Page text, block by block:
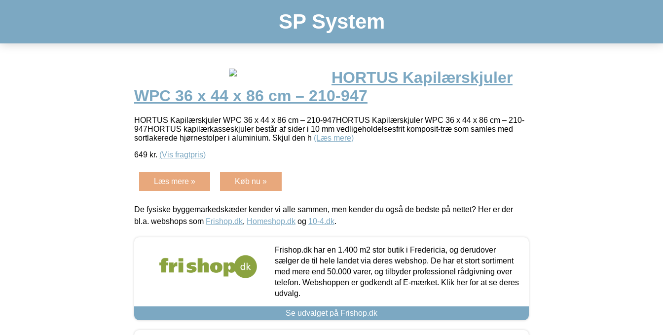
SP System
HORTUS Kapilærskjuler
WPC 36 x 44 x 86 cm – 210-947
HORTUS Kapilærskjuler WPC 36 x 44 x 86 cm – 210-947HORTUS Kapilærskjuler WPC 36 x 44 x 86 cm – 210-
947HORTUS kapilærkasseskjuler består af sider i 10 mm vedligeholdelsesfrit komposit-træ som samles med
sortlakerede hjørnestolper i aluminium. Skjul den h (Læs mere)
649 kr. (Vis fragtpris)
Læs mere » Køb nu »
De fysiske byggemarkedskæder kender vi alle sammen, men kender du også de bedste på nettet? Her er der
bl.a. webshops som Frishop.dk, Homeshop.dk og 10-4.dk.
Frishop.dk har en 1.400 m2 stor butik i Fredericia, og derudover
sælger de til hele landet via deres webshop. De har et stort sortiment
med mere end 50.000 varer, og tilbyder professionel rådgivning over
telefon. Webshoppen er godkendt af E-mærket. Klik her for at se deres
udvalg.
Se udvalget på Frishop.dk